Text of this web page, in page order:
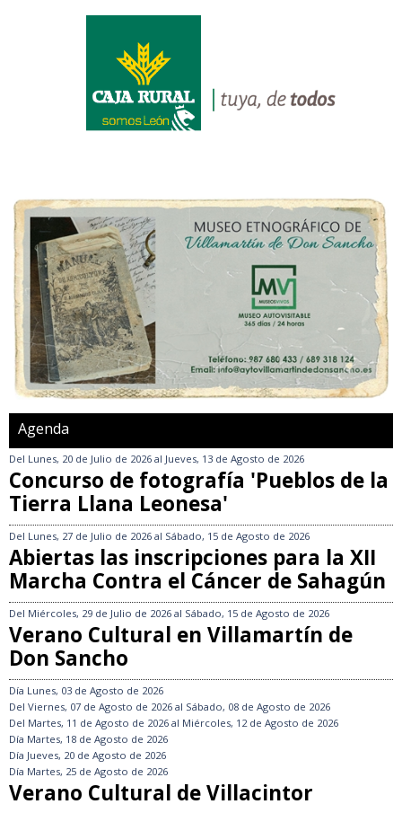
Agenda
Del Lunes, 20 de Julio de 2026 al Jueves, 13 de Agosto de 2026
Concurso de fotografía 'Pueblos de la
Tierra Llana Leonesa'
Del Lunes, 27 de Julio de 2026 al Sábado, 15 de Agosto de 2026
Abiertas las inscripciones para la XII
Marcha Contra el Cáncer de Sahagún
Del Miércoles, 29 de Julio de 2026 al Sábado, 15 de Agosto de 2026
Verano Cultural en Villamartín de
Don Sancho
Día Lunes, 03 de Agosto de 2026
Del Viernes, 07 de Agosto de 2026 al Sábado, 08 de Agosto de 2026
Del Martes, 11 de Agosto de 2026 al Miércoles, 12 de Agosto de 2026
Día Martes, 18 de Agosto de 2026
Día Jueves, 20 de Agosto de 2026
Día Martes, 25 de Agosto de 2026
Verano Cultural de Villacintor